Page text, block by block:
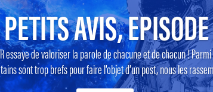
AVIS,
essaye de valoriser la parole de chacune et de chacun !
sont trop brefs pour faire l’objet d’un post, nous les